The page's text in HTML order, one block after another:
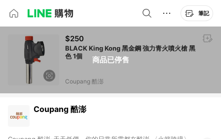
筆記
商品已停售
$250
BLACK King Kong 黑金鋼 強力青火噴火槍 黑
色 1個
Coupang 酷澎
Coupang 酷澎